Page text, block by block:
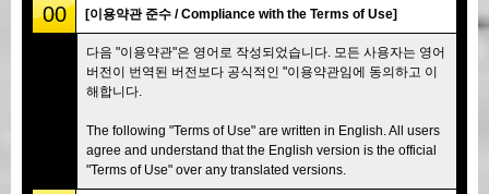
도쿄 시나가와 #1 도쿄 아키하바라#1
도쿄 아키하바라#2 도쿄 시부야
도쿄 아사쿠사 오사카
00 [이용약관 준수 / Compliance with the Terms of Use]
다음 "이용약관"은 영어로 작성되었습니다. 모든 사용자는 영어
버전이 번역된 버전보다 공식적인 "이용약관임에 동의하고 이
해합니다.
The following "Terms of Use" are written in English. All users
agree and understand that the English version is the official
"Terms of Use" over any translated versions.